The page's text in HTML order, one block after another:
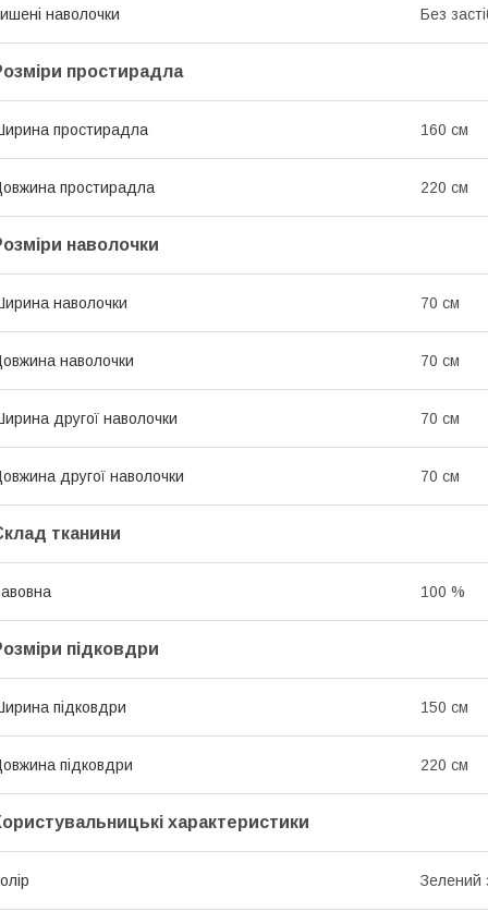
наволочки Без
простирадла
простирадла 160 см
простирадла 220 см
наволочки
наволочки 70 см
наволочки 70 см
другої наволочки 70 см
другої наволочки 70 см
тканини
100 %
підковдри
підковдри 150 см
підковдри 220 см
характеристики
Зелений